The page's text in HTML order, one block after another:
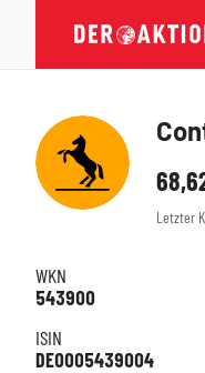
Letzter
WKN
543900
ISIN
DE0005439004